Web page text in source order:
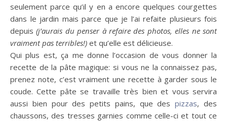
seulement parce qu’il y en a encore quelques courgettes
dans le jardin mais parce que je l’ai refaite plusieurs fois
depuis(j’aurais du penser à refaire des photos, elles ne sont
vraiment pas terribles!) et qu’elle est délicieuse.
Qui plus est, ça me donne l’occasion de vous donner la
recette de la pâte magique: si vous ne la connaissez pas,
prenez note, c’est vraiment une recette à garder sous le
coude. Cette pâte se travaille très bien et vous servira
aussi bien pour des petits pains, que despizzas, des
chaussons, des tresses garnies comme celle-ci et tout ce